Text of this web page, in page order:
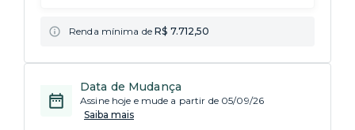
Renda mínima deR$ 7.712,50
Data de Mudança
Assine hoje e mude a partir de 05/09/26
Saiba mais